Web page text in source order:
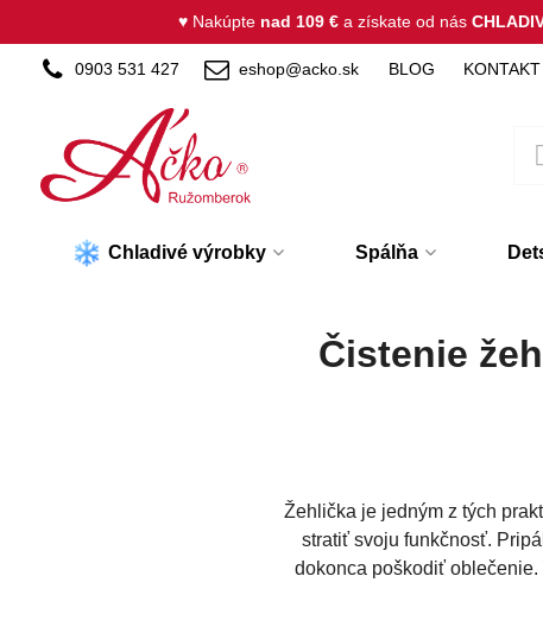
♥ Nakúpte nad 109 € a získate od nás
0903 531 427 eshop@acko.sk BLOG KONTAKT
Chladivé výrobky Spálňa
Čistenie
Žehlička je jedným z tých
stratiť svoju funkčnosť.
dokonca poškodiť